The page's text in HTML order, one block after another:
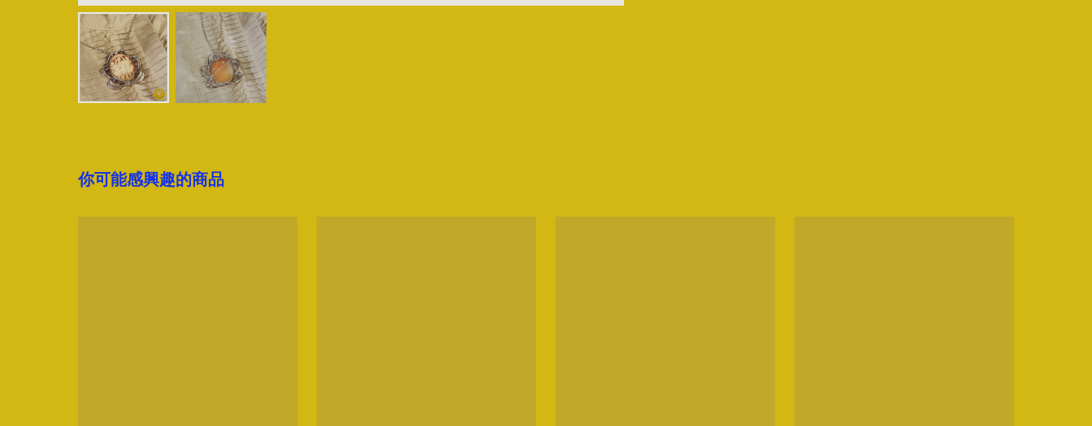
你可能感興趣的商品